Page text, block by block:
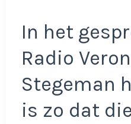
In het
Radio
Stegeman
is zo dat